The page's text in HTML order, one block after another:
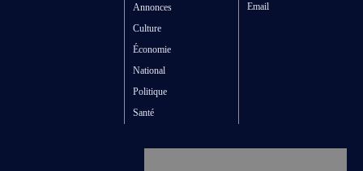
Annonces
Culture
Économie
National
Politique
Santé
Email